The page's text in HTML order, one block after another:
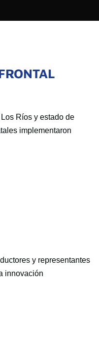
Ríos y estado de
implementaron
y representantes
innovación